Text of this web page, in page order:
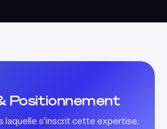
Positionnement
laquelle s'inscrit cette expertise.